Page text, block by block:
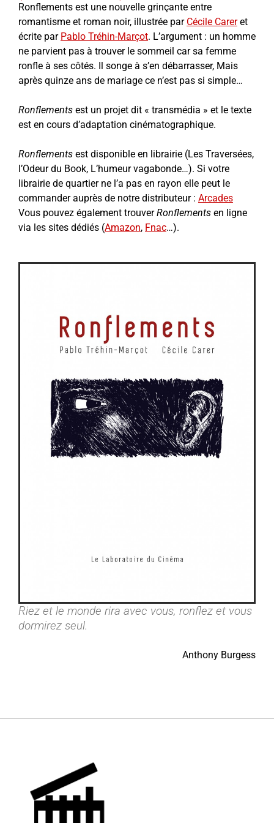
Ronflements est une nouvelle grinçante entre
romantisme et roman noir, illustrée par Cécile Careret
écrite par Pablo Tréhin-Marçot. L’argument : un homme
ne parvient pas à trouver le sommeil car sa femme
ronfle à ses côtés. Il songe à s’en débarrasser, Mais
après quinze ans de mariage ce n’est pas si simple…
Ronflements est un projet dit « transmédia » et le texte
est en cours d’adaptation cinématographique.
Ronflements est disponible en librairie (Les Traversées,
l’Odeur du Book, L’humeur vagabonde…). Si votre
librairie de quartier ne l’a pas en rayon elle peut le
commander auprès de notre distributeur : Arcades
Vous pouvez également trouverRonflements en ligne
via les sites dédiés (Amazon, Fnac…).
Riez et le monde rira avec vous, ronflez et vous
dormirez seul.
Anthony Burgess